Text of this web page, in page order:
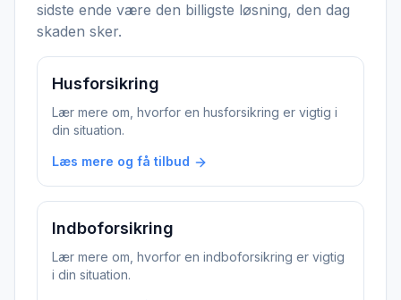
sidste ende være den billigste løsning, den dag
skaden sker.
Husforsikring
Lær mere om, hvorfor en husforsikring er vigtig i
din situation.
Læs mere og få tilbud
Indboforsikring
Lær mere om, hvorfor en indboforsikring er vigtig
i din situation.